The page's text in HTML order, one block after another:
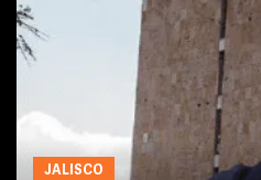
JALISCO